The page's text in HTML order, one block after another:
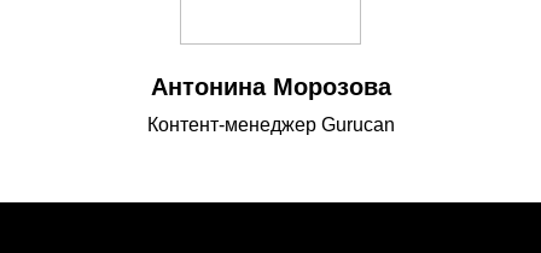
Антонина Морозова
Контент-менеджер Gurucan